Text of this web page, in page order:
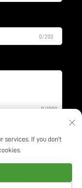
0/200
0/1000
vệ Môi trường BOE
lưu -Chính sách bảo
services. If you don't